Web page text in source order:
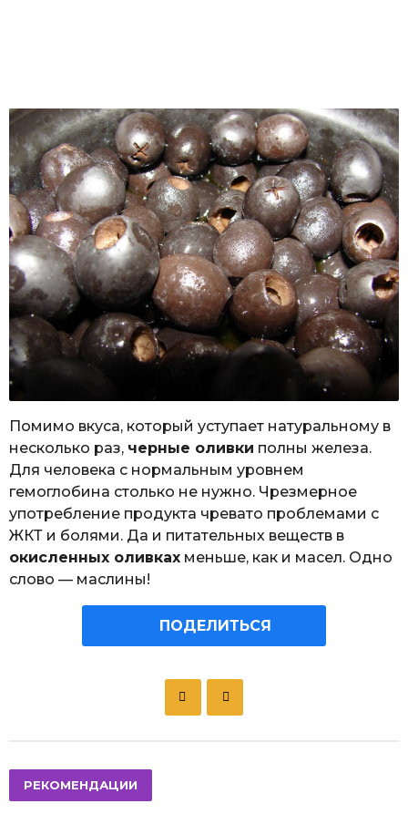
Помимо вкуса, который уступает натуральному в
несколько раз, черные оливки полны железа.
Для человека с нормальным уровнем
гемоглобина столько не нужно. Чрезмерное
употребление продукта чревато проблемами с
ЖКТ и болями. Да и питательных веществ в
окисленных оливках меньше, как и масел. Одно
слово — маслины!
ПОДЕЛИТЬСЯ
a
РЕКОМЕНДАЦИИ